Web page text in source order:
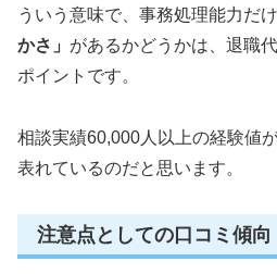
ういう意味で、事務処理能力だ
かさ」 があるかどうかは、退職
ポイントです。
相談実績60,000人以上の経験値
表れているのだと思います。
注意点としての口コミ傾向